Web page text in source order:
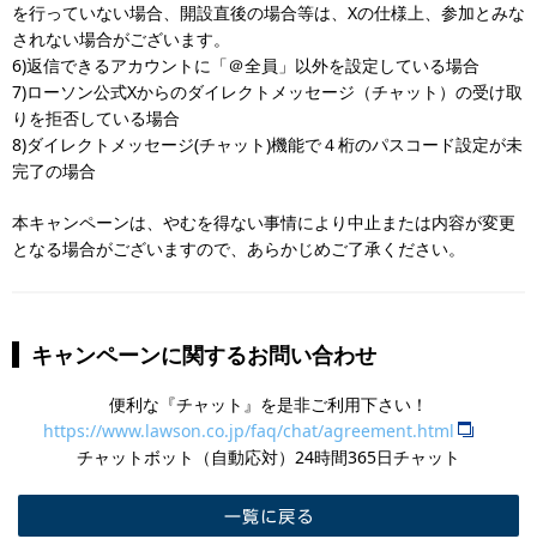
を行っていない場合、開設直後の場合等は、Xの仕様上、参加とみな
されない場合がございます。
6)返信できるアカウントに「＠全員」以外を設定している場合
7)ローソン公式Xからのダイレクトメッセージ（チャット）の受け取
りを拒否している場合
8)ダイレクトメッセージ(チャット)機能で４桁のパスコード設定が未
完了の場合
本キャンペーンは、やむを得ない事情により中止または内容が変更
となる場合がございますので、あらかじめご了承ください。
キャンペーンに関するお問い合わせ
便利な『チャット』を是非ご利用下さい！
https://www.lawson.co.jp/faq/chat/agreement.html
チャットボット（自動応対）24時間365日チャット